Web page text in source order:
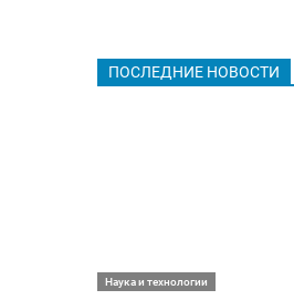
ПОСЛЕДНИЕ НОВОСТИ
Наука и технологии